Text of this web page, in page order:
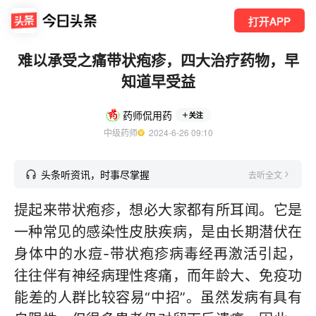
打开APP
难以承受之痛带状疱疹，四大治疗药物，早
知道早受益
药师侃用药 关注
中级药师
  2024-6-26 09:10
头条听资讯，时事尽掌握 去听全文
提起来带状疱疹，想必大家都有所耳闻。它是
一种常见的感染性皮肤疾病，是由长期潜伏在
身体中的水痘-带状疱疹病毒经再激活引起，
往往伴有神经病理性疼痛，而年龄大、免疫功
能差的人群比较容易“中招”。虽然发病有具有